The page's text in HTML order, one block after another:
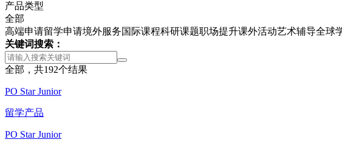
产品类型
全部
高端申请留学申请境外服务国际课程科研课题职场提升课外活动艺术辅导全球
关键词搜索：
全部，共192个结果
PO Star Junior
留学产品
PO Star Junior